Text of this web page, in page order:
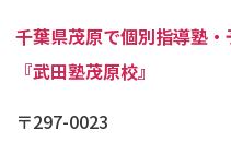
千葉県茂原で個別指導塾
『武田塾茂原校』
〒297-0023